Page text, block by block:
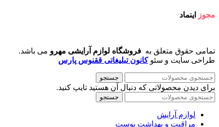
مجوز اینماد
تمامی حقوق متعلق به فروشگاه لوازم آرایشی مهرو می باشد.
طراحی سایت و سئوکانون تبلیغاتی ققنوس پارس
جستجو
برای دیدن محصولاتی که دنبال آن هستید تایپ کنید.
جستجو
لوازم آرایش
مراقبت و بهداشت پوست